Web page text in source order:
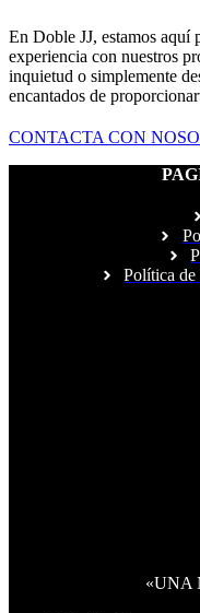
En Doble JJ, estamos aquí
experiencia con nuestros
inquietud o simplemente
encantados de
CONTACTA CON
Política
«UNA